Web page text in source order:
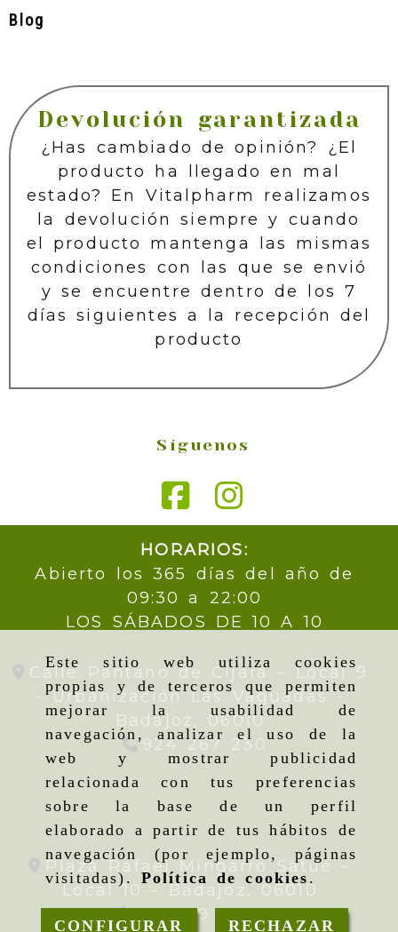
Este sitio web utiliza cookies
propias y de terceros que permiten
mejorar la usabilidad de
navegación, analizar el uso de la
web y mostrar publicidad
relacionada con tus preferencias
sobre la base de un perfil
elaborado a partir de tus hábitos de
navegación (por ejemplo, páginas
visitadas). Política de cookies .
CONFIGURAR RECHAZAR
Blog
Devolución garantizada
¿Has cambiado de opinión? ¿El
producto ha llegado en mal
estado? En Vitalpharm realizamos
la devolución siempre y cuando
el producto mantenga las mismas
condiciones con las que se envió
y se encuentre dentro de los 7
días siguientes a la recepción del
producto
Síguenos
HORARIOS:
Abierto los 365 días del año de
09:30 a 22:00
LOS SÁBADOS DE 10 A 10
Calle Pantano de Cijara – Local 9
- Urbanización Las Vaguadas -
Badajoz, 06010
924 267 230
Plaza Rafael Mingarro Satué –
Local 10 -
Badajoz, 06010
924 09 19 95